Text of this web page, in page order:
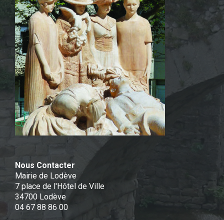
Nous Contacter
Mairie de Lodève
7 place de l'Hôtel de Ville
34700 Lodève
04 67 88 86 00